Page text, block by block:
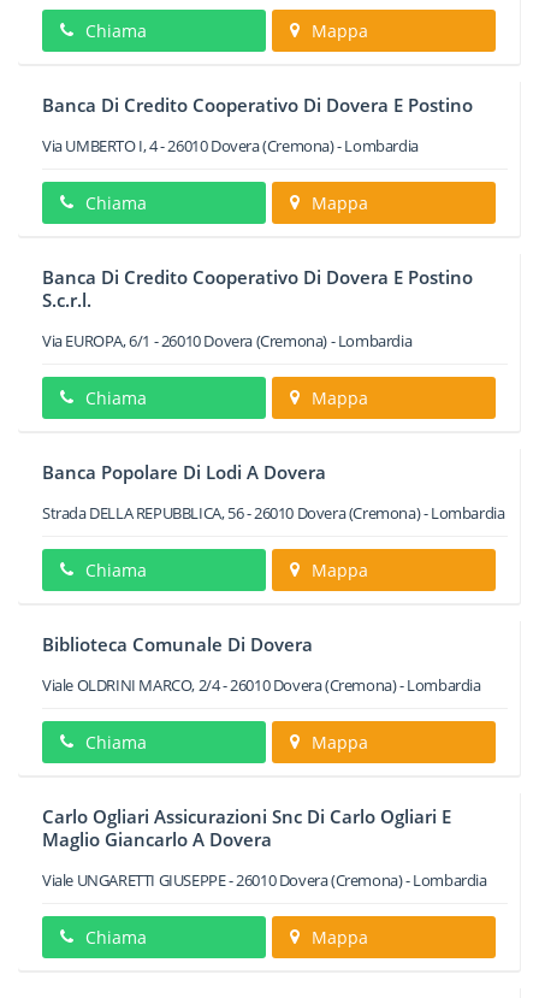
Chiama Mappa
Banca Di Credito Cooperativo Di Dovera E Postino
Via UMBERTO I, 4-26010Dovera(Cremona) -Lombardia
Chiama Mappa
Banca Di Credito Cooperativo Di Dovera E Postino
S.c.r.l.
Via EUROPA, 6/1 -26010Dovera(Cremona) -Lombardia
Chiama Mappa
Banca Popolare Di Lodi A Dovera
Strada DELLA REPUBBLICA, 56-26010 Dovera(Cremona) -Lombardia
Chiama Mappa
Biblioteca Comunale Di Dovera
Viale OLDRINI MARCO, 2/4-26010 Dovera(Cremona) -Lombardia
Chiama Mappa
Carlo Ogliari Assicurazioni Snc Di Carlo Ogliari E
Maglio Giancarlo A Dovera
Viale UNGARETTI GIUSEPPE-26010 Dovera(Cremona) -Lombardia
Chiama Mappa